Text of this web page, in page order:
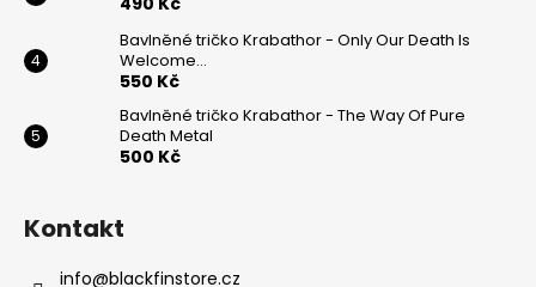
Bavlněné tričko Krabathor - Only Our Death Is
Welcome...
550 Kč
Bavlněné tričko Krabathor - The Way Of Pure
Death Metal
500 Kč
Kontakt
info@blackfinstore.cz